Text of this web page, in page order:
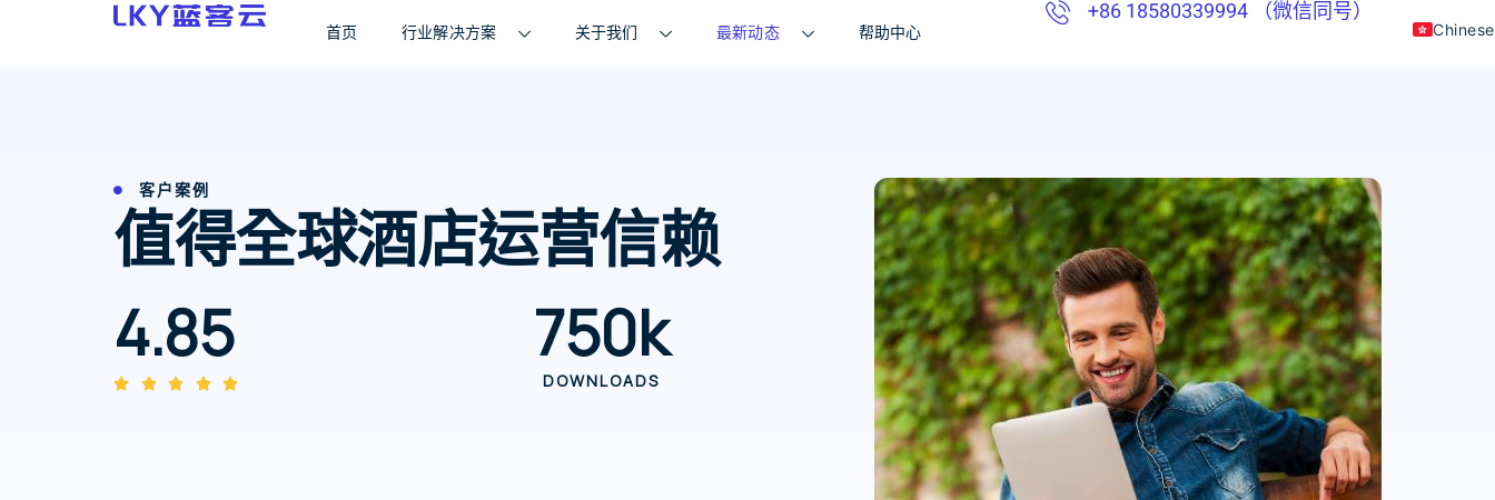
首页 行业解决方案 关于我们 最新动态 帮助中心
+86 18580339994 （微信同号）
客户案例
值得全球酒店运营信赖
4.85
     DOWNLOADS
750k